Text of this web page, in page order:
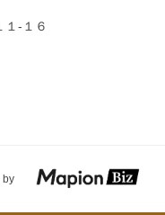
１-１６
by